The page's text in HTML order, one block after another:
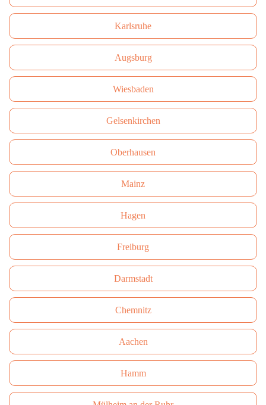
Karlsruhe
Augsburg
Wiesbaden
Gelsenkirchen
Oberhausen
Mainz
Hagen
Freiburg
Darmstadt
Сhemnitz
Aachen
Hamm